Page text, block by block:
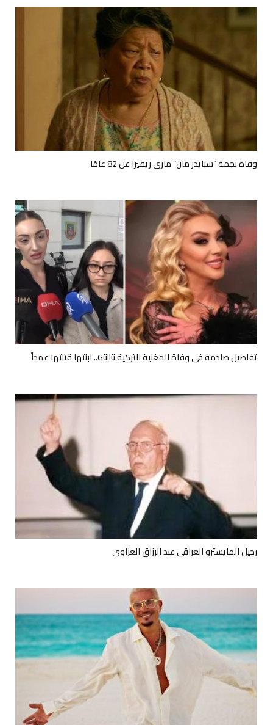
وفاة نجمة “سبايدر مان” ماري ريفيرا عن 82 عامًا
تفاصيل صادمة في وفاة المغنية التركية Güllü.. ابنتها قتلتها عمداً
رحيل المايسترو العراقي عبد الرزاق العزاوي